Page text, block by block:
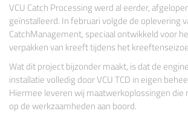
VCU Catch Processing werd al eerder,
geïnstalleerd. In februari volgde de oplevering
CatchManagement, speciaal ontwikkeld voor
verpakken van kreeft tijdens het
Wat dit project bijzonder maakt, is dat de
installatie volledig door VCU TCD in eigen
Hiermee leveren wij maatwerkoplossingen die
op de werkzaamheden aan boord.